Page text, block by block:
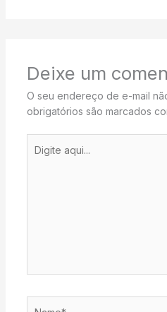
Deixe um
O seu endereço de e-mail
obrigatórios são marcados
aqui...